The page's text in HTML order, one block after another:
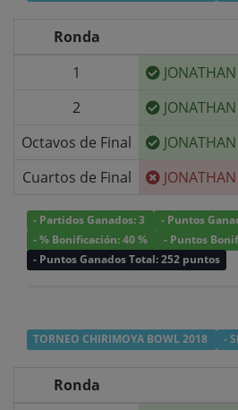
Ronda
1
2
Octavos de Final
Cuartos de Final
- Partidos Ganados: 3
- Puntos
- % Bonificación: 40 %
- Puntos
- Puntos Ganados Total: 252 puntos
TORNEO CHIRIMOYA BOWL 2018 -
Ronda